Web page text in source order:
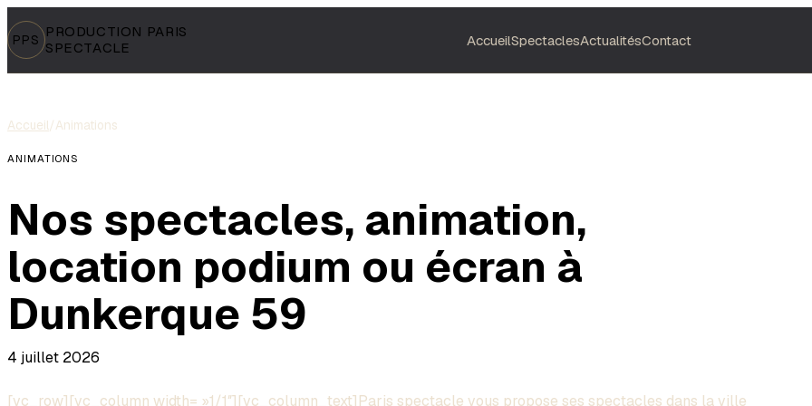
PPS PRODUCTION PARIS
SPECTACLE
AccueilSpectaclesActualitésContact
Accueil/Animations
ANIMATIONS
Nos spectacles, animation,
location podium ou écran à
Dunkerque 59
4 juillet 2026
[vc_row][vc_column width= »1/1″][vc_column_text]Paris spectacle vous propose ses spectacles dans la ville